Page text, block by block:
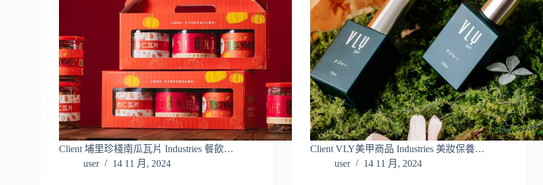
Client 埔里珍棧南瓜瓦片 Industries 餐飲…
user
14 11 月, 2024
Client VLY美甲商品 Industries 美妝保養…
user
14 11 月, 2024